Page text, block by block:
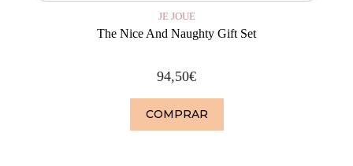
JE JOUE
The Nice And Naughty Gift Set
94,50€
COMPRAR